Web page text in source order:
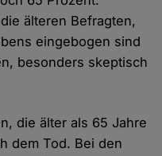
älteren Befragten,
eingebogen sind
besonders skeptisch
die älter als 65 Jahre
dem Tod. Bei den